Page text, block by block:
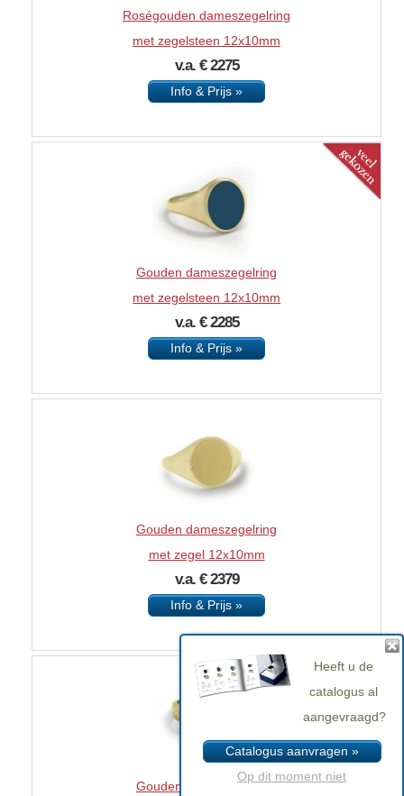
Roségouden dameszegelring
met zegelsteen 12x10mm
v.a. € 2275
Info & Prijs »
Gouden dameszegelring
met zegelsteen 12x10mm
v.a. € 2285
Info & Prijs »
Gouden dameszegelring
met zegel 12x10mm
v.a. € 2379
Info & Prijs »
Gouden dameszegelring
Heeft u de
catalogus al
aangevraagd?
Catalogus aanvragen »
Op dit moment niet